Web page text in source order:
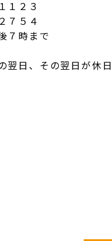
１２３
７５４
７時まで
翌日、その翌日が休